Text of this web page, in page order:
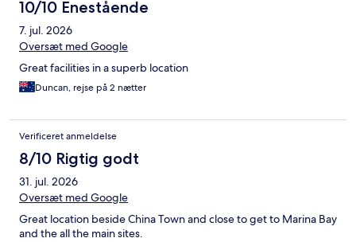
10/10 Enestående
7. jul. 2026
Oversæt med Google
Great facilities in a superb location
Duncan, rejse på 2 nætter
Verificeret anmeldelse
8/10 Rigtig godt
31. jul. 2026
Oversæt med Google
Great location beside China Town and close to get to Marina Bay
and the all the main sites.